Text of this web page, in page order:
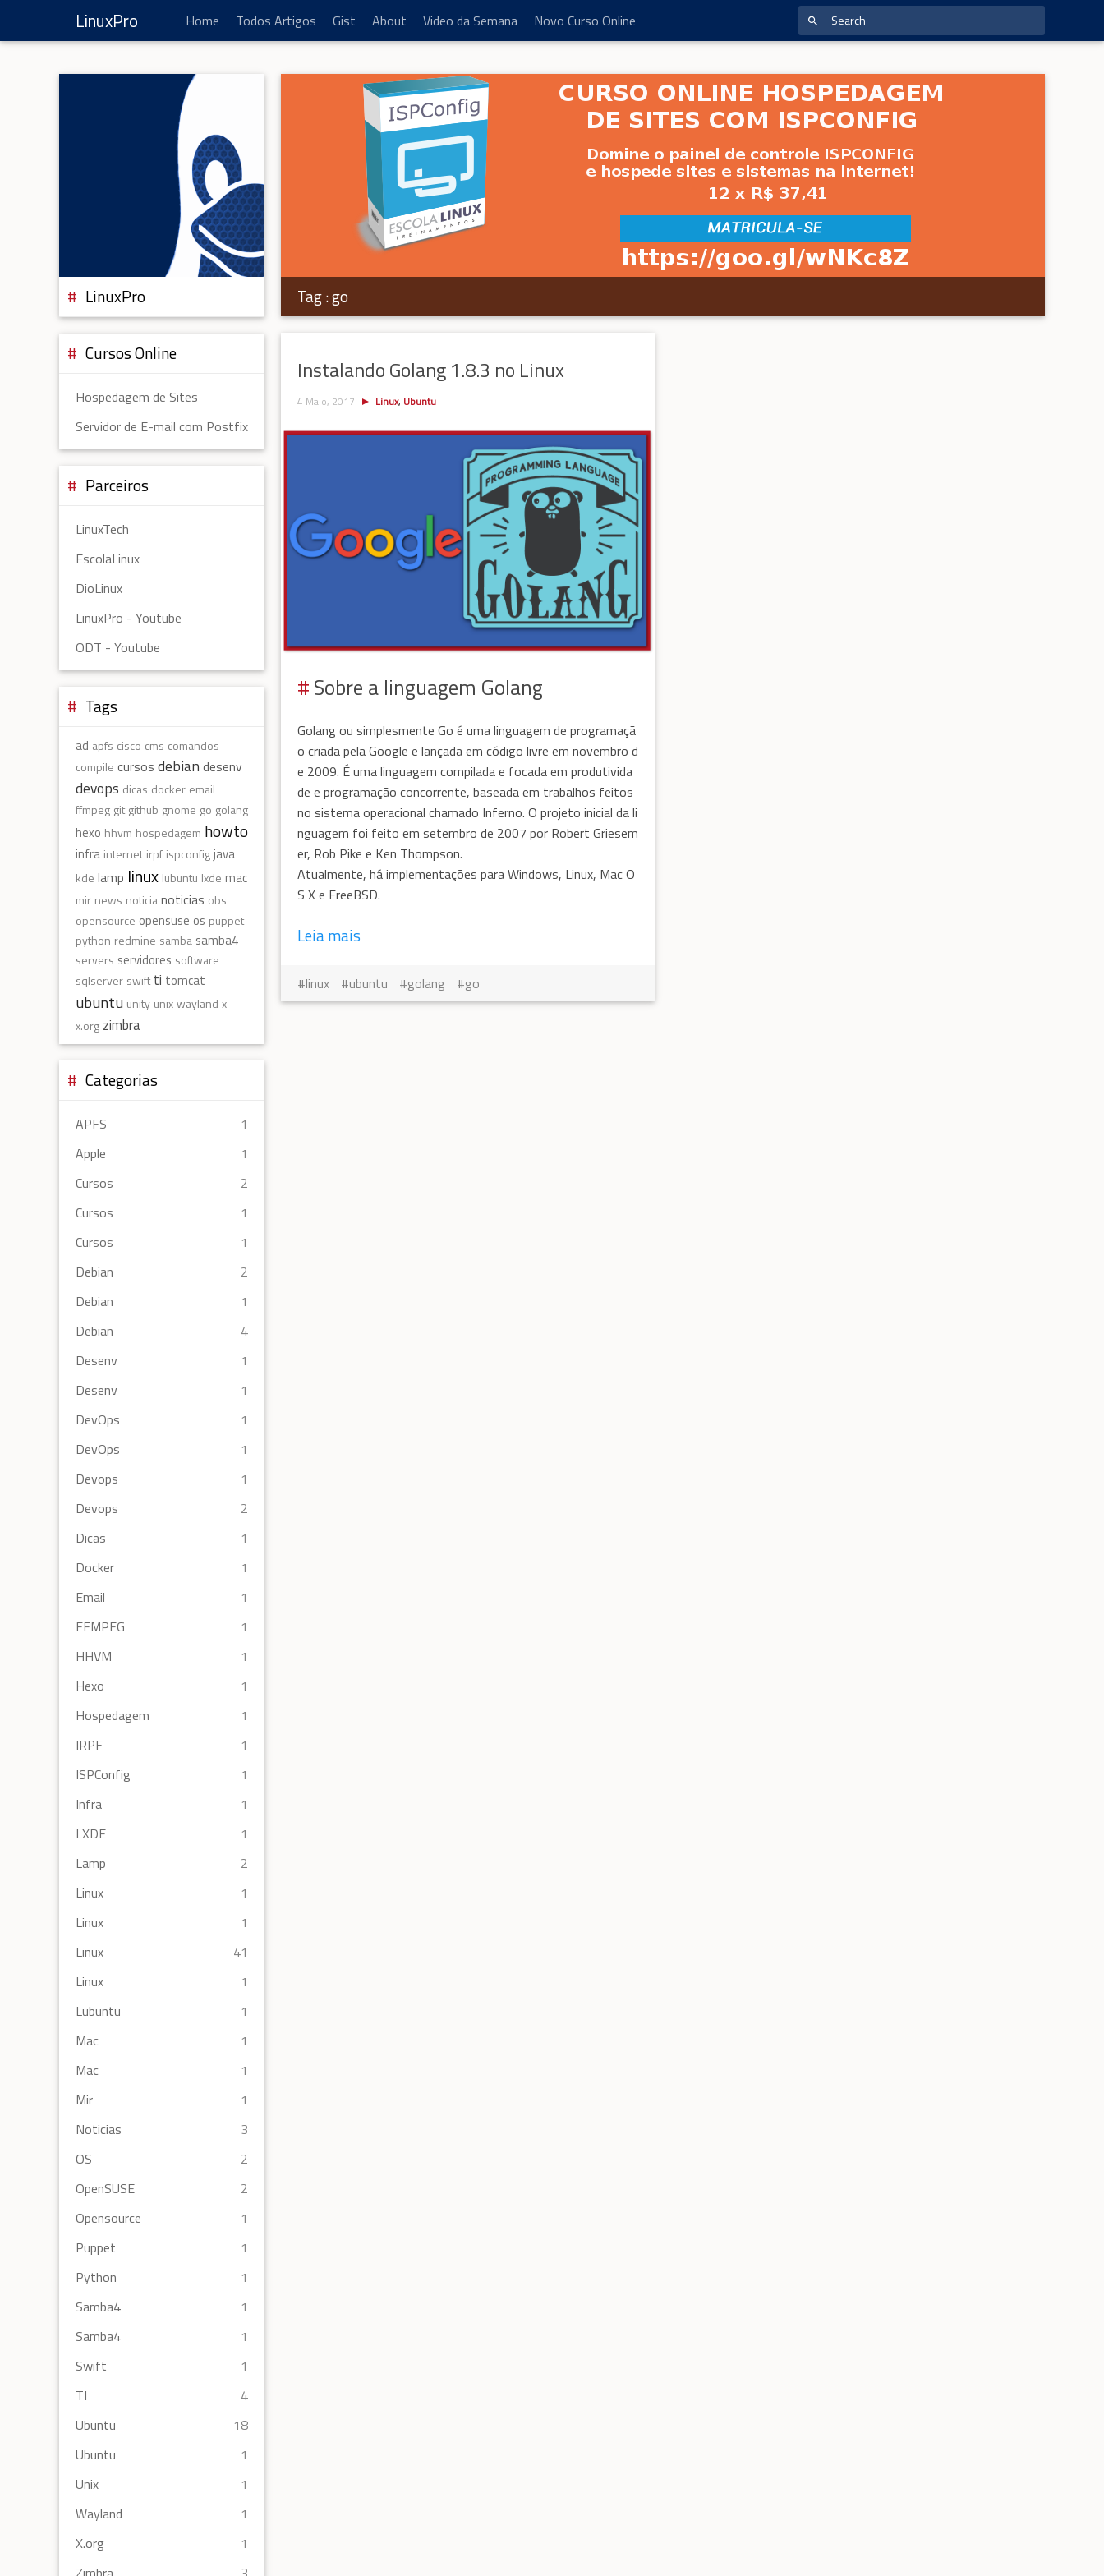
LinuxPro Home Todos Artigos Gist About Video da Semana Novo Curso Online
LinuxPro
Cursos Online
Hospedagem de Sites
Servidor de E-mail com Postfix
Parceiros
LinuxTech
EscolaLinux
DioLinux
LinuxPro - Youtube
ODT - Youtube
Tags
ad apfs cisco cms comandos
compile cursos debian desenv
devops dicas docker email
ffmpeg git github gnome go golang
hexo hhvm hospedagem howto
infra internet irpf ispconfigjava
kde lamp linux lubuntu lxde mac
mir news noticianoticias obs
opensource opensuse os puppet
python redmine samba samba4
servers servidores software
sqlserver swift ti tomcat
ubuntu unity unixwayland x
x.org zimbra
Categorias
APFS
1
Apple
1
Cursos
2
Cursos
1
Cursos
1
Debian
2
Debian
1
Debian
4
Desenv
1
Desenv
1
DevOps
1
DevOps
1
Devops
1
Devops
2
Dicas
1
Docker
1
Email
1
FFMPEG
1
HHVM
1
Hexo
1
Hospedagem
1
IRPF
1
ISPConfig
1
Infra
1
LXDE
1
Lamp
2
Linux
1
Linux
1
Linux
41
Linux
1
Lubuntu
1
Mac
1
Mac
1
Mir
1
Noticias
3
OS
2
OpenSUSE
2
Opensource
1
Puppet
1
Python
1
Samba4
1
Samba4
1
Swift
1
TI
4
Ubuntu
18
Ubuntu
1
Unix
1
Wayland
1
X.org
1
Tag :go
Instalando Golang 1.8.3 no Linux
4 Maio, 2017 Linux, Ubuntu
Sobre a linguagem Golang
Golang ou simplesmente Go é uma linguagem de programaçã
o criada pela Google e lançada em código livre em novembro d
e 2009. É uma linguagem compilada e focada em produtivida
de e programação concorrente, baseada em trabalhos feitos
no sistema operacional chamado Inferno. O projeto inicial da li
nguagem foi feito em setembro de 2007 por Robert Griesem
er, Rob Pike e Ken Thompson.
Atualmente, há implementações para Windows, Linux, Mac O
S X e FreeBSD.
Leia mais
linux ubuntu golang go